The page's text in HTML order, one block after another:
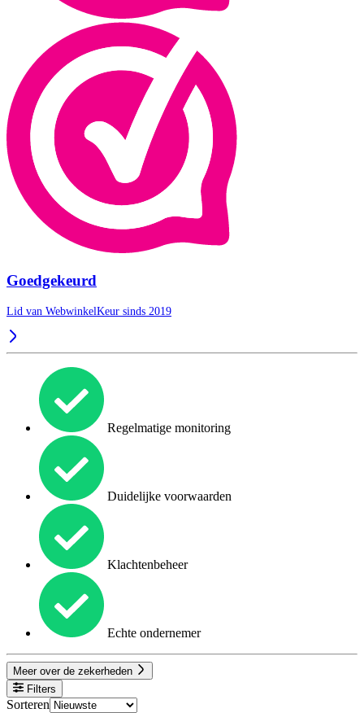
Goedgekeurd
Lid van WebwinkelKeur sinds 2019
Regelmatige monitoring
Duidelijke voorwaarden
Klachtenbeheer
Echte ondernemer
Meer over de zekerheden
Filters
Sorteren